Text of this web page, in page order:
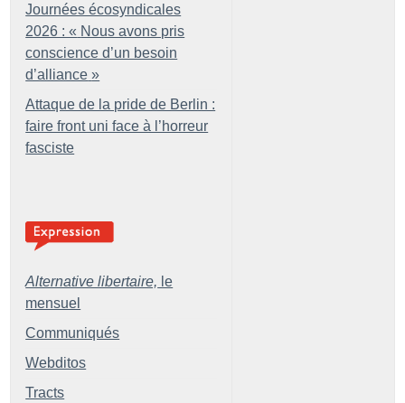
Journées écosyndicales
2026 : « Nous avons pris
conscience d’un besoin
d’alliance »
Attaque de la pride de Berlin :
faire front uni face à l’horreur
fasciste
Alternative libertaire, le
mensuel
Communiqués
Webditos
Tracts